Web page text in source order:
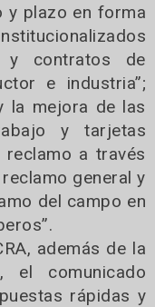
y plazo en forma
y contratos de
e industria”;
la mejora de las
y tarjetas
reclamo a través
general y
del campo en
además de la
el comunicado
rápidas y